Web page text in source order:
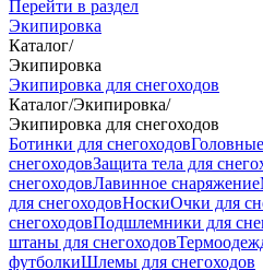
Перейти в раздел
Экипировка
Каталог/
Экипировка
Экипировка для снегоходов
Каталог/Экипировка/
Экипировка для снегоходов
Ботинки для снегоходов
снегоходовЗащита тела для
снегоходовЛавинное снаряжение
для снегоходовНоскиОчки для
снегоходовПодшлемники для
штаны для снегоходов
футболкиШлемы для снегоходов